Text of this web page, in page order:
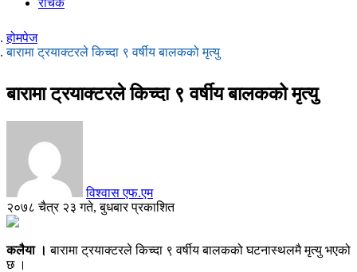
रोचक
होमपेज
बारामा ट्रयाक्टरले किच्दा ९ वर्षीय बालकको मृत्यु
बारामा ट्रयाक्टरले किच्दा ९ वर्षीय बालकको मृत्यु
विश्वास एफ.एम
२०७८ चैत्र २३ गते, बुधबार प्रकाशित
कलैया ।बारामा ट्रयाक्टरले किच्दा ९ वर्षीय बालकको घटनास्थलमै मृत्यु भएको
छ ।